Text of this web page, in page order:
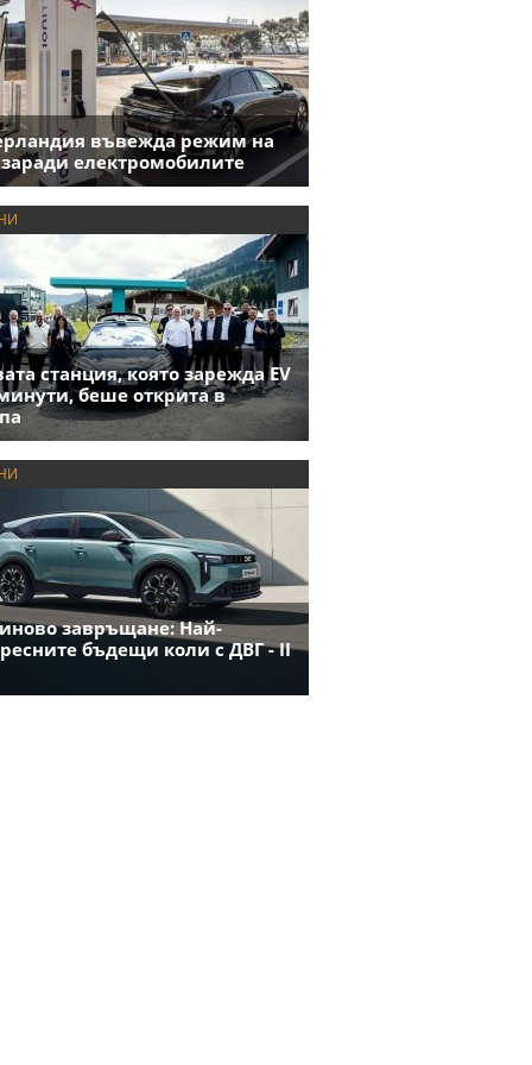
въвежда режим на
заради електромобилите
станция, която зарежда EV
беше открита в
завръщане: Най-
бъдещи коли с ДВГ - II